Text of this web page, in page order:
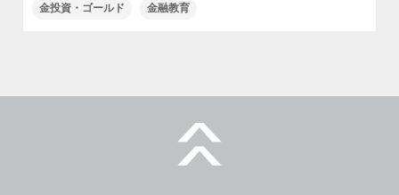
金投資・ゴールド 金融教育